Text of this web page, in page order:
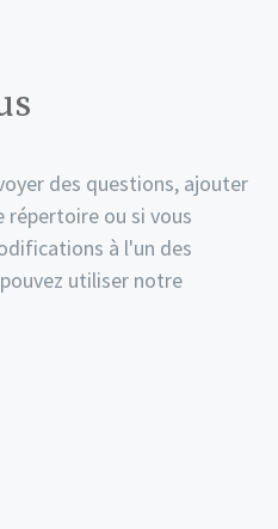
des questions, ajouter
répertoire ou si vous
à l'un des
utiliser notre